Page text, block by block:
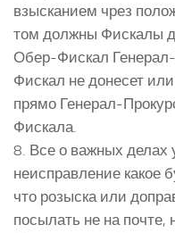
взысканием чрез
том должны Фискалы
Обер-Фискал
Фискал не донесет
прямо Генерал-
Фискала.
8. Все о важных делах
неисправление какое
что розыска или
посылать не на